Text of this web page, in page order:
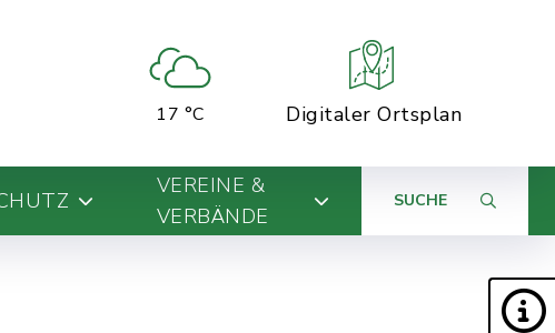
17 °C Digitaler Ortsplan
VEREINE &
VERBÄNDE
SUCHE